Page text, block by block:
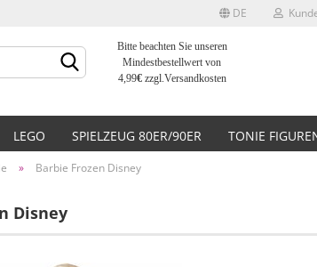
DE
Sprache auswählen
Lieferland
Bitte beachten Sie unseren
Mindestbestellwert von
4,99€zzgl.Versandkosten
LEGO SPIELZEUG 80ER/90ER TONIE
» Barbie Frozen Disney
Disney